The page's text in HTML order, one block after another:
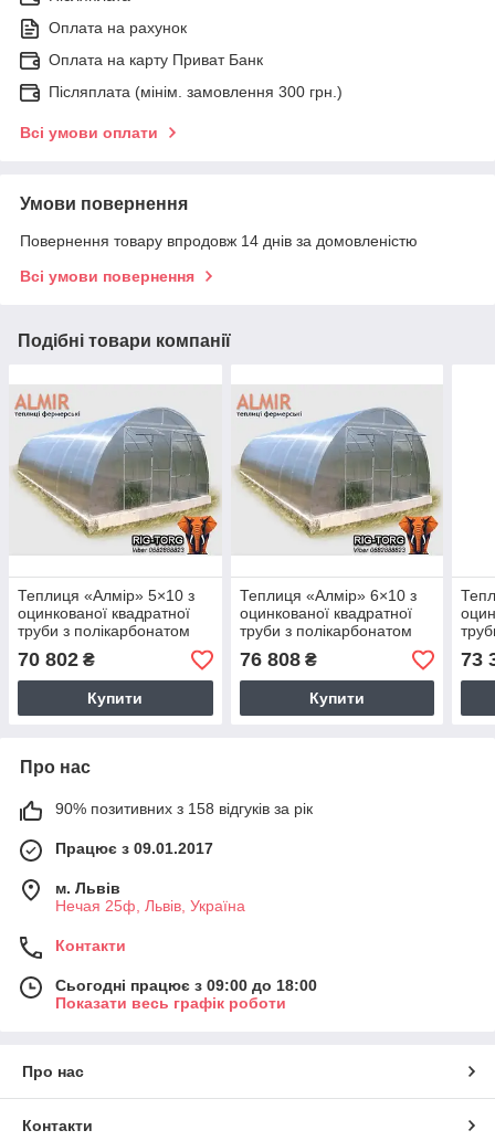
Оплата на рахунок
Оплата на карту Приват Банк
Післяплата (мінім. замовлення 300 грн.)
Всі умови оплати
Умови повернення
Повернення товару впродовж 14 днів за домовленістю
Всі умови повернення
Подібні товари компанії
Теплиця «Алмір» 5×10 з
оцинкованої квадратної
труби з полікарбонатом
Soton 8 мм
BIGTORG.COM
70 802 ₴
Купити
Теплиця «Алмір» 6×10 з
оцинкованої квадратної
труби з полікарбонатом
Soton 6 мм
BIGTORG.COM
76 808₴
Купити
73
Про нас
90% позитивних з 158 відгуків за рік
Працює з 09.01.2017
м. Львів
Нечая 25ф, Львів, Україна
Контакти
Сьогодні працює з 09:00 до 18:00
Показати весь графік роботи
Про нас
Контакти